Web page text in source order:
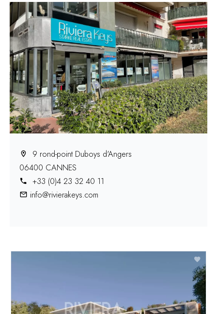
9 rond-point Duboys d'Angers
06400 CANNES
+33 (0)4 23 32 40 11
info@rivierakeys.com